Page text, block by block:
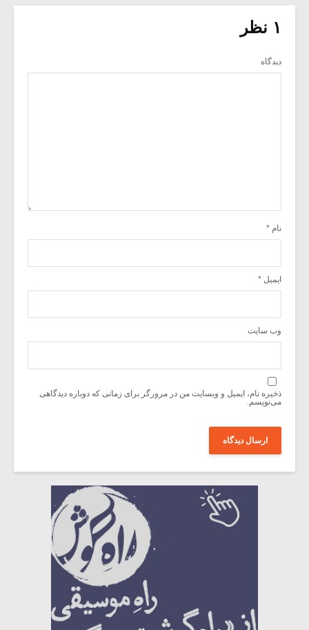
۱ نظر
دیدگاه
نام *
ایمیل *
وب‌ سایت
ذخیره نام، ایمیل و وبسایت من در مرورگر برای زمانی که دوباره دیدگاهی
می‌نویسم.